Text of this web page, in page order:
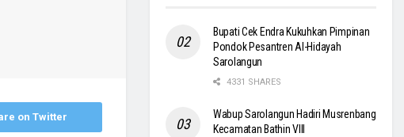
on Twitter
Bupati Cek Endra Kukuhkan Pimpinan
Pondok Pesantren Al-Hidayah
Sarolangun
4331 SHARES
Wabup Sarolangun Hadiri Musrenbang
Kecamatan Bathin VIII